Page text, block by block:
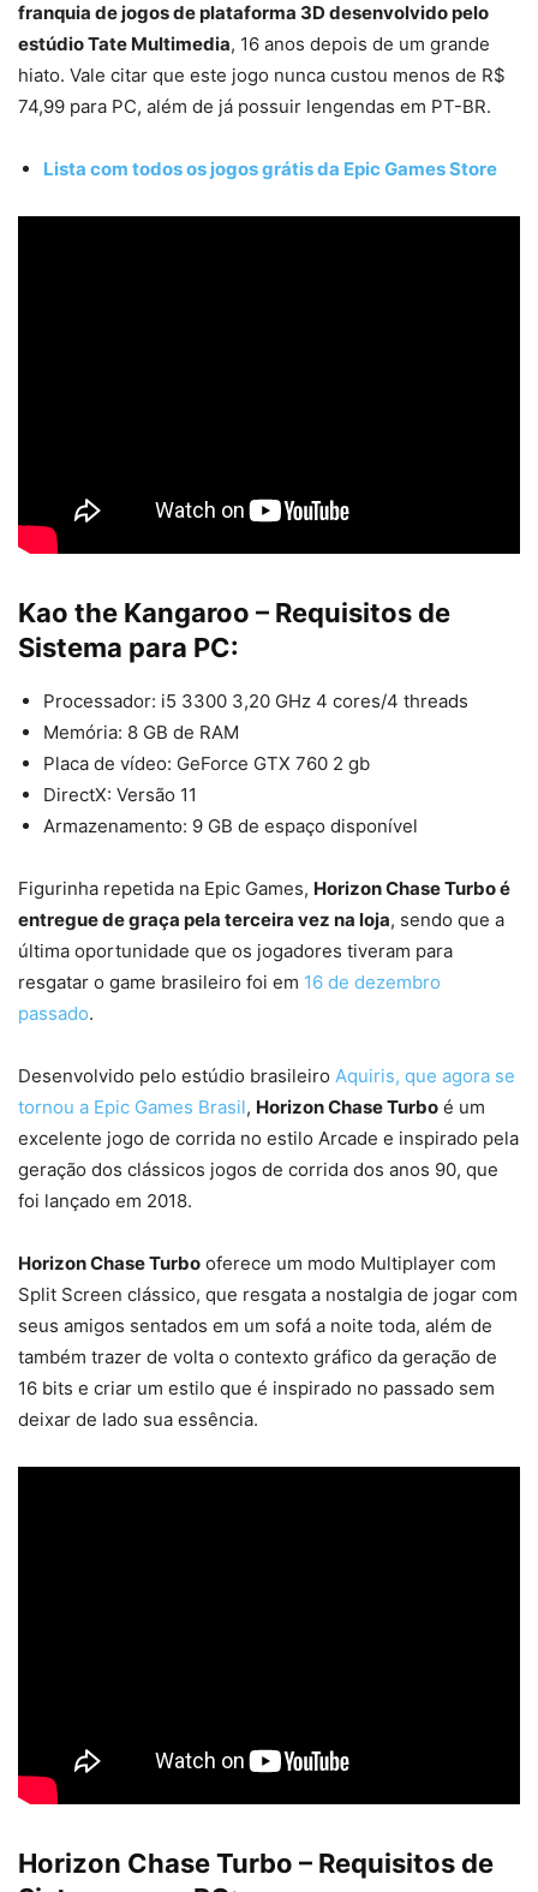
franquia de jogos de plataforma 3D desenvolvido pelo
estúdio Tate Multimedia, 16 anos depois de um grande
hiato. Vale citar que este jogo nunca custou menos de R$
74,99 para PC, além de já possuir lengendas em PT-BR.
Lista com todos os jogos grátis da Epic Games Store
Kao the Kangaroo – Requisitos de
Sistema para PC:
Processador: i5 3300 3,20 GHz 4 cores/4 threads
Memória: 8 GB de RAM
Placa de vídeo: GeForce GTX 760 2 gb
DirectX: Versão 11
Armazenamento: 9 GB de espaço disponível
Figurinha repetida na Epic Games, Horizon Chase Turbo é
entregue de graça pela terceira vez na loja, sendo que a
última oportunidade que os jogadores tiveram para
resgatar o game brasileiro foi em 16 de dezembro
passado.
Desenvolvido pelo estúdio brasileiro Aquiris, que agora se
tornou a Epic Games Brasil, Horizon Chase Turbo é um
excelente jogo de corrida no estilo Arcade e inspirado pela
geração dos clássicos jogos de corrida dos anos 90, que
foi lançado em 2018.
Horizon Chase Turbo oferece um modo Multiplayer com
Split Screen clássico, que resgata a nostalgia de jogar com
seus amigos sentados em um sofá a noite toda, além de
também trazer de volta o contexto gráfico da geração de
16 bits e criar um estilo que é inspirado no passado sem
deixar de lado sua essência.
Horizon Chase Turbo – Requisitos de